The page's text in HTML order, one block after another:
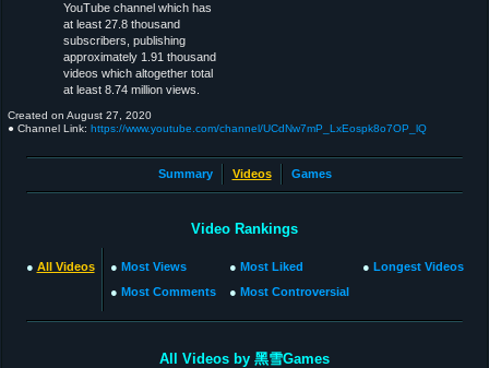
YouTube channel which has
at least 27.8 thousand
subscribers, publishing
approximately 1.91 thousand
videos which altogether total
at least 8.74 million views.
Created on August 27, 2020
● Channel Link: https://www.youtube.com/channel/UCdNw7mP_LxEospk8o7OP_lQ
Summary Videos Games
Video Rankings
● All Videos ● Most Views
● Most Comments
● Most Liked
● Most Controversial
● Longest Videos
All Videos by 黑雪Games